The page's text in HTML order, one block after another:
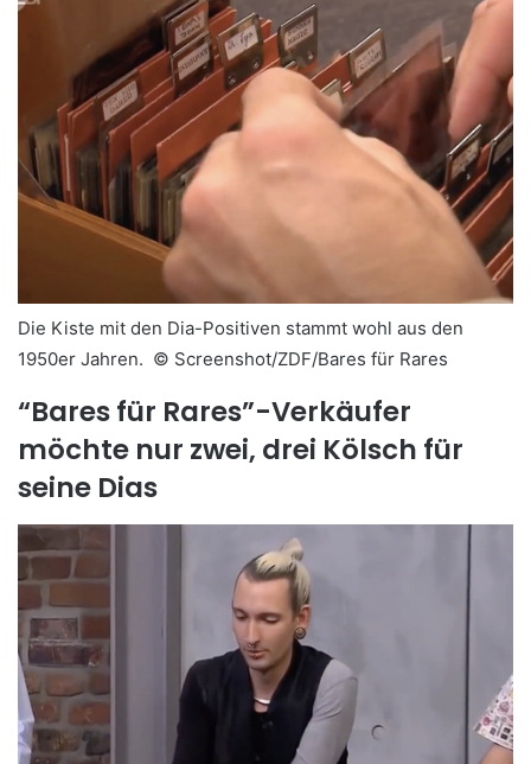
Die Kiste mit den Dia-Positiven stammt wohl aus den
1950er Jahren. © Screenshot/ZDF/Bares für Rares
“Bares für Rares”-Verkäufer
möchte nur zwei, drei Kölsch für
seine Dias